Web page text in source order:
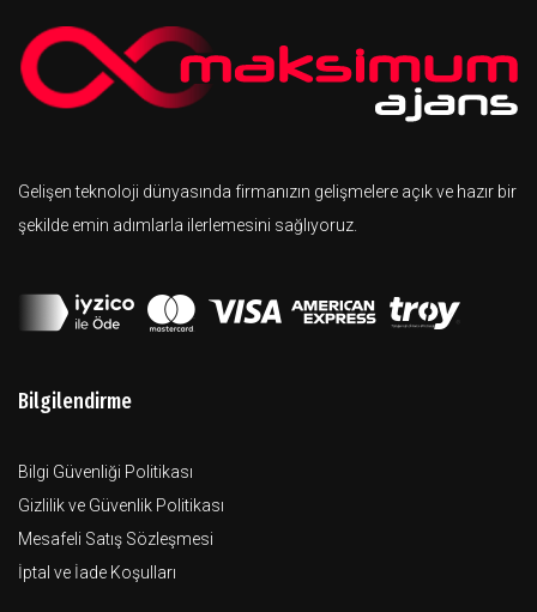
Gelişen teknoloji dünyasında firmanızın gelişmelere açık ve hazır bir
şekilde emin adımlarla ilerlemesini sağlıyoruz.
Bilgilendirme
Bilgi Güvenliği Politikası
Gizlilik ve Güvenlik Politikası
Mesafeli Satış Sözleşmesi
İptal ve İade Koşulları